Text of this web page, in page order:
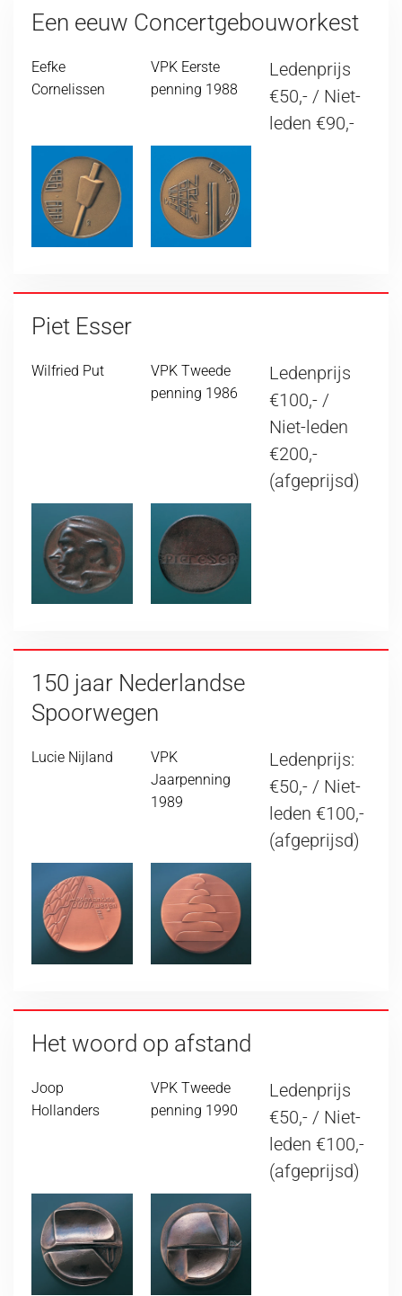
Een eeuw Concertgebouworkest
Eefke
Cornelissen
VPK Eerste
penning 1988
Ledenprijs
€50,- / Niet-
leden €90,-
Piet Esser
Wilfried Put
VPK Tweede
penning 1986
Ledenprijs
€100,- /
Niet-leden
€200,-
(afgeprijsd)
150 jaar Nederlandse
Spoorwegen
Lucie Nijland
VPK
Jaarpenning
1989
Ledenprijs:
€50,- / Niet-
leden €100,-
(afgeprijsd)
Het woord op afstand
Joop
Hollanders
VPK Tweede
penning 1990
Ledenprijs
€50,- / Niet-
leden €100,-
(afgeprijsd)